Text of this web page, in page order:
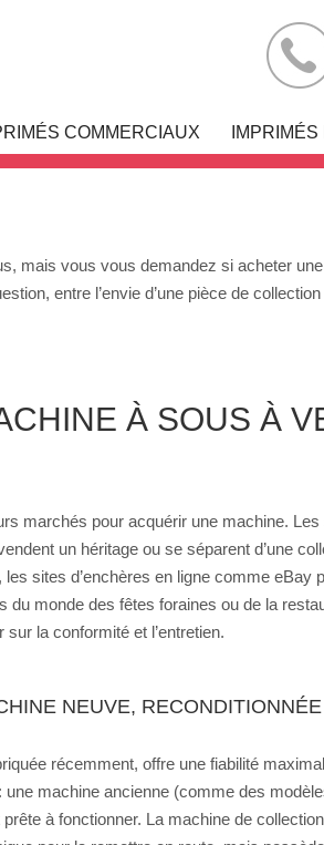
COMMERCIAUX
Acheter
mais vous vous demandez si acheter
entre l’envie d’une pièce de
À SOUS À
marchés pour acquérir une machine.
un héritage ou se séparent d’une
sites d’enchères en ligne comme
monde des fêtes foraines ou de la
la conformité et l’entretien.
NEUVE,
récemment, offre une fiabilité
machine ancienne (comme des
à fonctionner. La machine de